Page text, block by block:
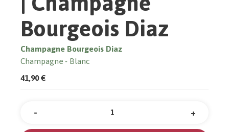
Bourgeois Diaz
Champagne Bourgeois Diaz
Champagne Blanc
41,90 €
Quantité +
-